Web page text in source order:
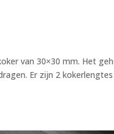
van 30×30 mm. Het
Er zijn 2 kokerlengtes